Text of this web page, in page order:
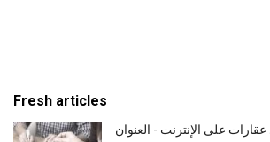
Fresh articles
على الإنترنت - العنوان